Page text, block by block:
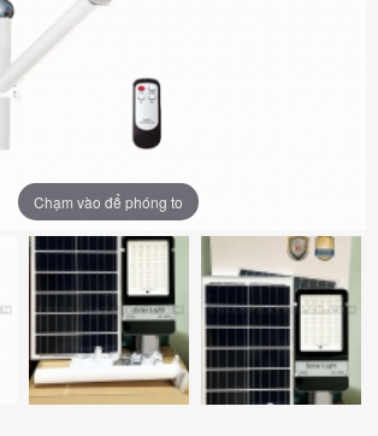
Chạm vào để phóng to
Chạm vào để phóng to
Chạm vào để phóng to
Chạm vào để phóng to
Chạm vào để phóng to
Chạm vào để phóng to